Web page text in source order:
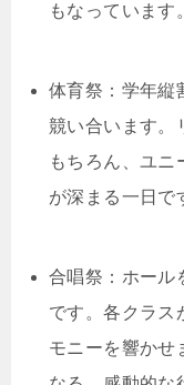
もなっています。
体育祭：学年縦
競い合います。
もちろん、ユ
が深まる一日で
合唱祭：ホール
です。各クラス
モニーを響かせ